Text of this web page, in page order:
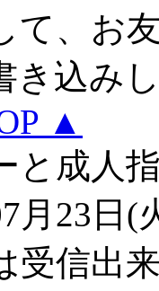
て、お
き込み
▲
と成人
月23日(
受信出